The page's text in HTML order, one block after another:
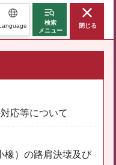
検索
メニュー
閉じる
応等について
橡）の路肩決壊及び